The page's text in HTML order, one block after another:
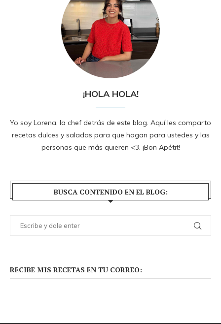
¡HOLA HOLA!
Yo soy Lorena, la chef detrás de este blog. Aquí les comparto
recetas dulces y saladas para que hagan para ustedes y las
personas que más quieren <3. ¡Bon Apétit!
BUSCA CONTENIDO EN EL BLOG:
RECIBE MIS RECETAS EN TU CORREO: